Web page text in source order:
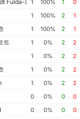
Fulda-Lehnerz
1 100% 1 0
1 100% 2 1
1 100% 2 1
트 1 0% 2 2
1 0% 2 2
1 0% 2 2
1 0% 2 2
0 0% 0 0
0 0% 0 0